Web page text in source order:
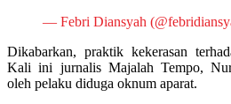
— Febri Diansyah
Dikabarkan, praktik kekerasan
Kali ini jurnalis Majalah Tempo,
oleh pelaku diduga oknum aparat.